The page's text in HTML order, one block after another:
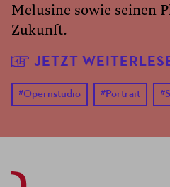
Melusine sowie seinen
Zukunft.
JETZT
#Opernstudio #Portrait #